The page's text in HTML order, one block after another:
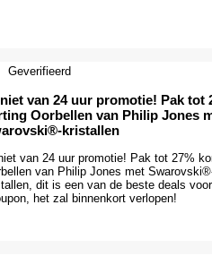
Geverifieerd
van 24 uur promotie! Pak tot
Oorbellen van Philip Jones
kristallen
van 24 uur promotie! Pak tot 27%
van Philip Jones met
dit is een van de beste deals voor
het zal binnenkort verlopen!